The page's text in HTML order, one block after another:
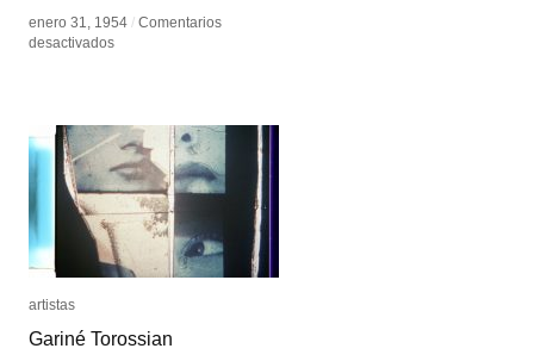
enero 31, 1954 / Comentarios
desactivadosen
enero 31, 1954 / Comentarios
desactivadosen
artistas
Gariné Torossian
artistas
Gariné Torossian